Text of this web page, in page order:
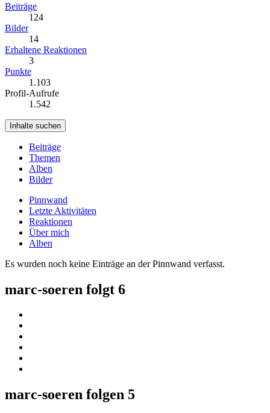
Beiträge
124
Bilder
14
Erhaltene Reaktionen
3
Punkte
1.103
Profil-Aufrufe
1.542
Inhalte suchen
Beiträge
Themen
Alben
Bilder
Pinnwand
Letzte Aktivitäten
Reaktionen
Über mich
Alben
Es wurden noch keine Einträge an der Pinnwand verfasst.
marc-soeren folgt 6
marc-soeren folgen 5